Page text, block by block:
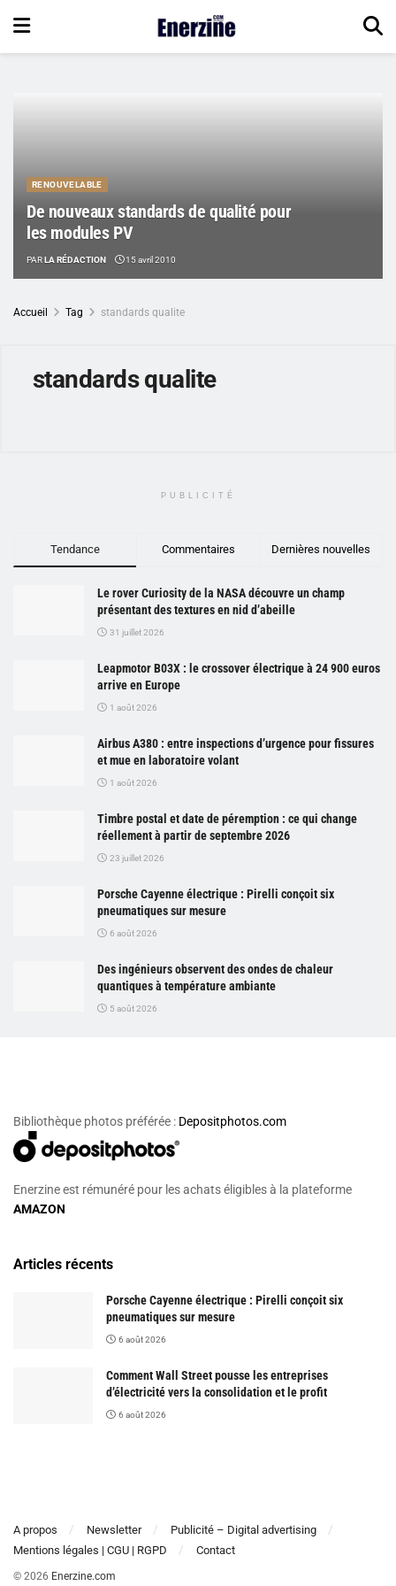
RENOUVELABLE
De nouveaux standards de qualité pour
les modules PV
PARLA RÉDACTION 15 avril 2010
Accueil Tag standards qualite
standards qualite
PUBLICITÉ
Tendance Commentaires Dernières nouvelles
Le rover Curiosity de la NASA découvre un champ
présentant des textures en nid d’abeille
31 juillet 2026
Leapmotor B03X : le crossover électrique à 24 900 euros
arrive en Europe
1 août 2026
Airbus A380 : entre inspections d’urgence pour fissures
et mue en laboratoire volant
1 août 2026
Timbre postal et date de péremption : ce qui change
réellement à partir de septembre 2026
23 juillet 2026
Porsche Cayenne électrique : Pirelli conçoit six
pneumatiques sur mesure
6 août 2026
Des ingénieurs observent des ondes de chaleur
quantiques à température ambiante
5 août 2026
Bibliothèque photos préférée : Depositphotos.com
Enerzine est rémunéré pour les achats éligibles à la plateforme
AMAZON
Articles récents
Porsche Cayenne électrique : Pirelli conçoit six
pneumatiques sur mesure
6 août 2026
Comment Wall Street pousse les entreprises
d’électricité vers la consolidation et le profit
6 août 2026
A propos Newsletter
Publicité – Digital advertising
Mentions légales | CGU | RGPD
Contact
© 2026 Enerzine.com